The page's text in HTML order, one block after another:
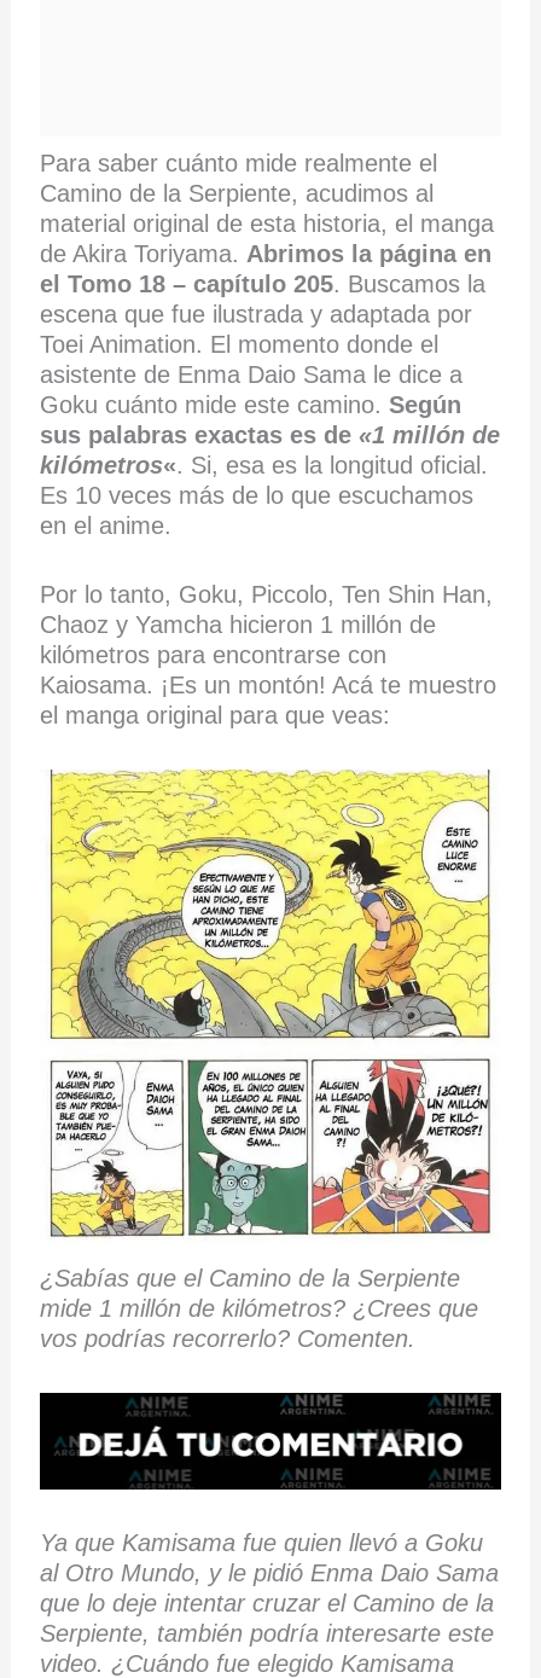
Para saber cuánto mide realmente el
Camino de la Serpiente, acudimos al
material original de esta historia, el manga
de Akira Toriyama. Abrimos la página en
el Tomo 18 – capítulo 205. Buscamos la
escena que fue ilustrada y adaptada por
Toei Animation. El momento donde el
asistente de Enma Daio Sama le dice a
Goku cuánto mide este camino. Según
sus palabras exactas es de«1 millón de
kilómetros«. Si, esa es la longitud oficial.
Es 10 veces más de lo que escuchamos
en el anime.
Por lo tanto, Goku, Piccolo, Ten Shin Han,
Chaoz y Yamcha hicieron 1 millón de
kilómetros para encontrarse con
Kaiosama. ¡Es un montón! Acá te muestro
el manga original para que veas:
¿Sabías que el Camino de la Serpiente
mide 1 millón de kilómetros? ¿Crees que
vos podrías recorrerlo? Comenten.
Ya que Kamisama fue quien llevó a Goku
al Otro Mundo, y le pidió Enma Daio Sama
que lo deje intentar cruzar el Camino de la
Serpiente, también podría interesarte este
video. ¿Cuándo fue elegido Kamisama